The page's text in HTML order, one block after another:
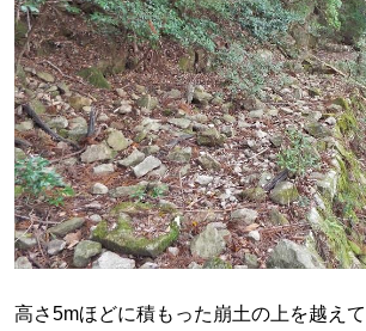
高さ5mほどに積もった崩土の上を越え